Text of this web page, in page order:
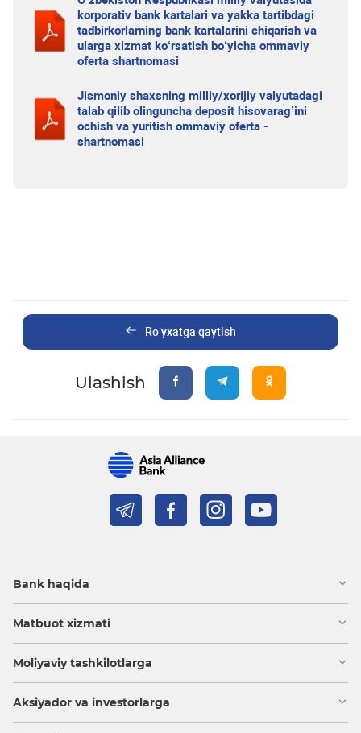
korporativ bank kartalari va yakka tartibdagi
tadbirkorlarning bank kartalarini chiqarish va
ularga xizmat ko‘rsatish bo‘yicha ommaviy
oferta shartnomasi
Jismoniy shaxsning milliy/xorijiy valyutadagi
talab qilib olinguncha deposit hisovarag’ini
ochish va yuritish ommaviy oferta -
shartnomasi
Ro’yxatga qaytish
Ulashish
Bank haqida
Matbuot xizmati
Moliyaviy tashkilotlarga
Aksiyador va investorlarga